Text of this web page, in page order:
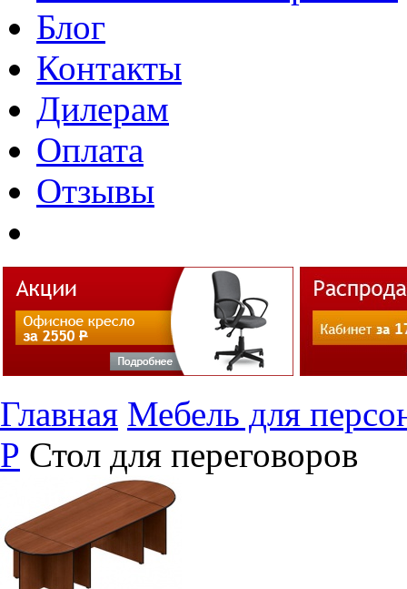
Блог
Контакты
Дилерам
Оплата
Отзывы
Главная Мебель для
Р Стол для переговоров